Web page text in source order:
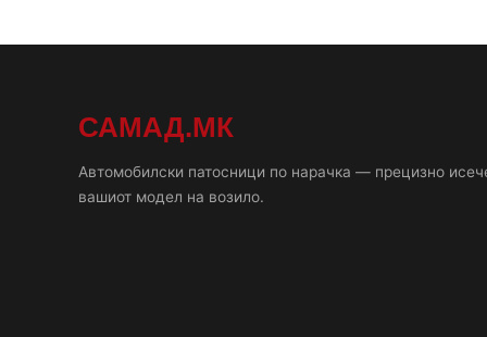
САМАД.МК
Автомобилски патосници по нарачка — прецизно
вашиот модел на возило.